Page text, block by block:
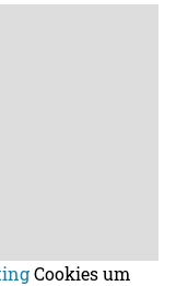
Cookies um